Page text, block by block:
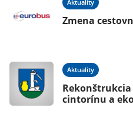
Aktuality
Zmena
Aktuality
cintorínu a